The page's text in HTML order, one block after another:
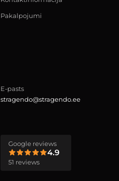
Pakalpojumi
E-pasts
stragendo@stragendo.ee
Google reviews
4.9
51 reviews